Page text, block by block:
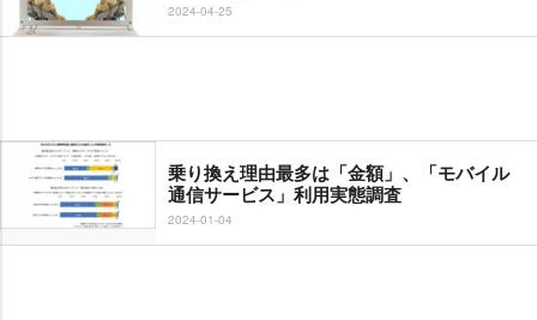
2024-04-25
乗り換え理由最多は「金額」、「モバイル
通信サービス」利用実態調査
2024-01-04